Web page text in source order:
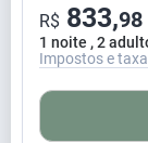
1 noite , 2
R$ 833,98
Impostos e